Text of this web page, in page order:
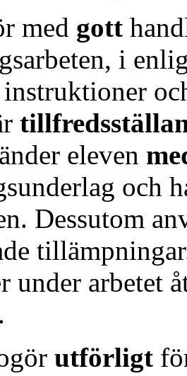
med gott
i
eleven
och
Dessutom
under arbetet
utförligt